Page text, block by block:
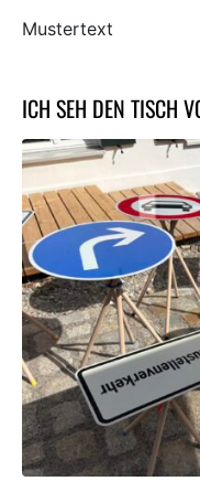
Mustertext
ICH SEH DEN TISCH